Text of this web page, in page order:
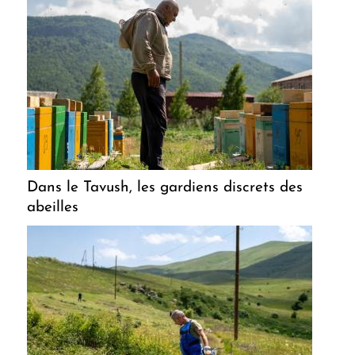
Dans le Tavush, les gardiens discrets des
abeilles